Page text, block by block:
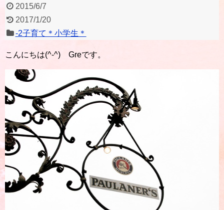
2015/6/7
2017/1/20
-2子育て＊小学生＊
こんにちは(^-^) Greです。